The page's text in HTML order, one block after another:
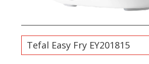
Tefal Easy Fry EY201815